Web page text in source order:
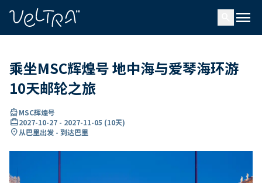
menu
乘坐MSC辉煌号 地中海与爱琴海环游
10天邮轮之旅
directions_boatMSC辉煌号
card_travel2027-10-27 - 2027-11-05 (10天)
location_on从巴里出发 - 到达巴里